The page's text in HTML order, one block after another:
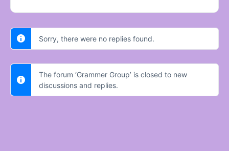
Sorry, there were no replies found.
The forum ‘Grammer Group’ is closed to new
discussions and replies.